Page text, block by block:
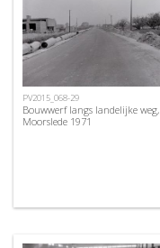
PV2015_068-29
Bouwwerf langs landelijke weg,
Moorslede 1971